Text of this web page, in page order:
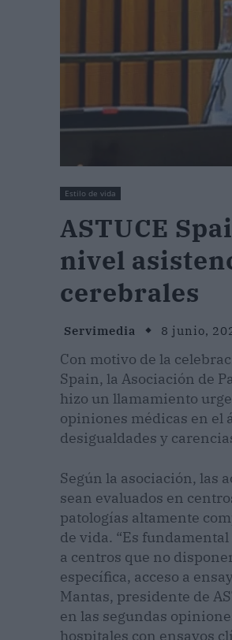
Estilo de vida
ASTUCE
nivel
cerebrales
Servimedia 8 junio,
Con motivo de la
Spain, la Asociación de
hizo un llamamiento
opiniones médicas en el
desigualdades y
Según la asociación, las
sean evaluados en
patologías altamente
de vida. “Es
a centros que no
específica, acceso a
Mantas, presidente de
en las segundas
hospitales con ensayos